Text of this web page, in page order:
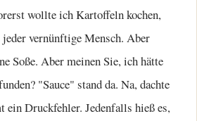
wollte ich Kartoffeln kochen,
vernünftige Mensch. Aber
Soße. Aber meinen Sie, ich hätte
"Sauce" stand da. Na, dachte
ein Druckfehler. Jedenfalls hieß es,